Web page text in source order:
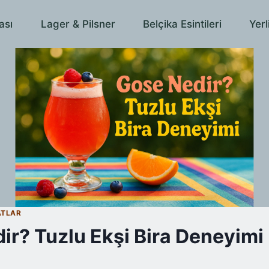
Lager & Pilsner Belçika Esintileri
Tuzlu Ekşi Bira Deneyimi